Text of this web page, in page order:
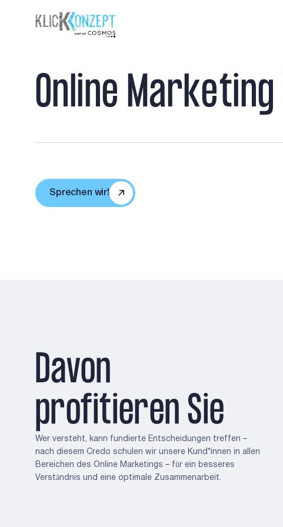
Online Marketing
Sprechen wir!
Davon
profitieren Sie
Wer versteht, kann fundierte Entscheidungen treffen –
nach diesem Credo schulen wir unsere Kund*innen in allen
Bereichen des Online Marketings – für ein besseres
Verständnis und eine optimale Zusammenarbeit.